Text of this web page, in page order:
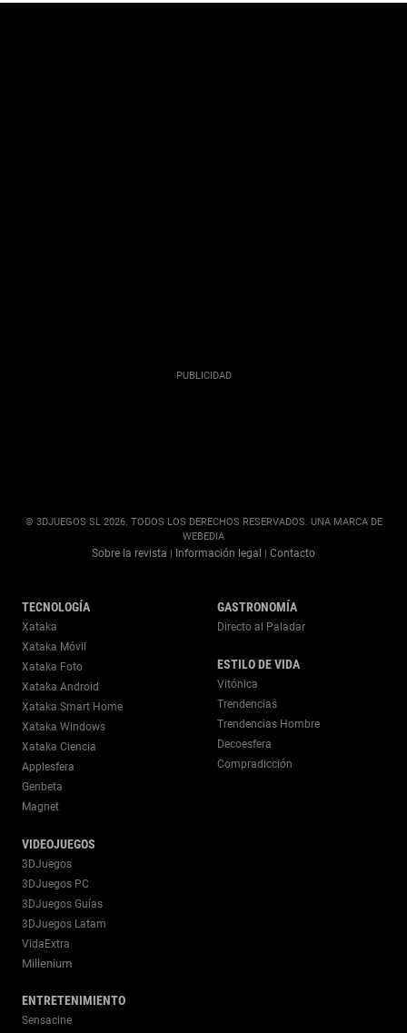
© 3DJUEGOS SL 2026. TODOS LOS DERECHOS RESERVADOS. UNA MARCA DE
WEBEDIA
Sobre la revista Información legal Contacto
TECNOLOGÍA
Xataka
Xataka Móvil
Xataka Foto
Xataka Android
Xataka Smart Home
Xataka Windows
Xataka Ciencia
Applesfera
Genbeta
Magnet
VIDEOJUEGOS
3DJuegos
3DJuegos PC
3DJuegos Guías
3DJuegos Latam
VidaExtra
Millenium
ENTRETENIMIENTO
Sensacine
GASTRONOMÍA
Directo al Paladar
ESTILO DE VIDA
Vitónica
Trendencias
Trendencias Hombre
Decoesfera
Compradicción